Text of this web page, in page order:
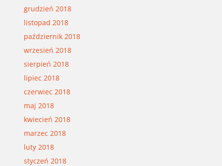
grudzień 2018
listopad 2018
październik 2018
wrzesień 2018
sierpień 2018
lipiec 2018
czerwiec 2018
maj 2018
kwiecień 2018
marzec 2018
luty 2018
styczeń 2018